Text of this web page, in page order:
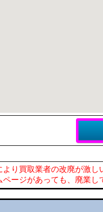
より買取業者の改廃が激
ページがあっても、廃業し